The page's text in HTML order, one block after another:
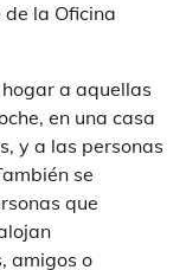
la Oficina
hogar a aquellas
en una casa
y a las personas
se
que
amigos o